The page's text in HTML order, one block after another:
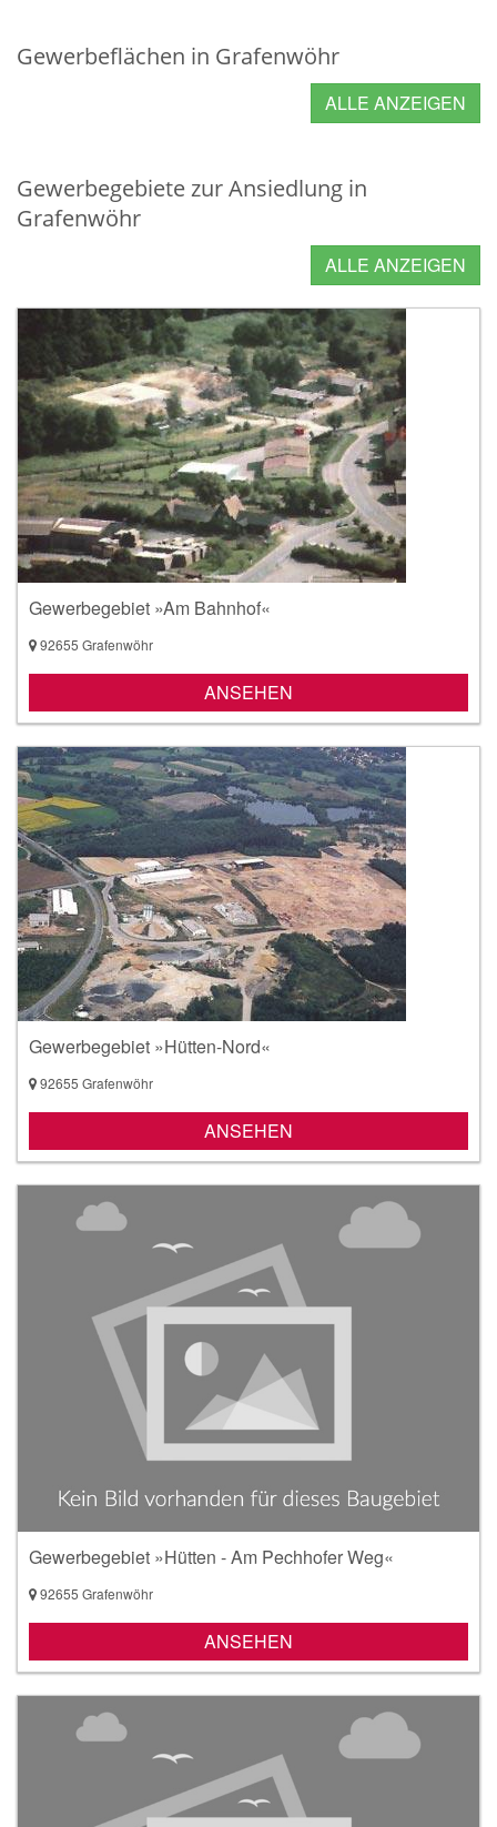
Gewerbeflächen in Grafenwöhr
ALLE ANZEIGEN
Gewerbegebiete zur Ansiedlung in
Grafenwöhr
ALLE ANZEIGEN
Gewerbegebiet »Am Bahnhof«
92655 Grafenwöhr
ANSEHEN
Gewerbegebiet »Hütten-Nord«
92655 Grafenwöhr
ANSEHEN
Gewerbegebiet »Hütten - Am Pechhofer Weg«
92655 Grafenwöhr
ANSEHEN